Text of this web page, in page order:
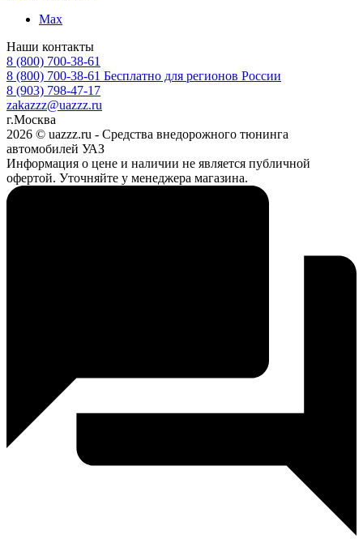
Max
Наши контакты
8 (800) 700-38-61
8 (800) 700-38-61 Бесплатно для регионов России
8 (903) 798-47-17
zakazzz@uazzz.ru
г.Москва
2026 © uazzz.ru - Средства внедорожного тюнинга
автомобилей УАЗ
Информация о цене и наличии не является публичной
офертой. Уточняйте у менеджера магазина.